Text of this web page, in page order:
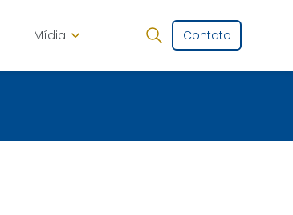
Mídia Contato